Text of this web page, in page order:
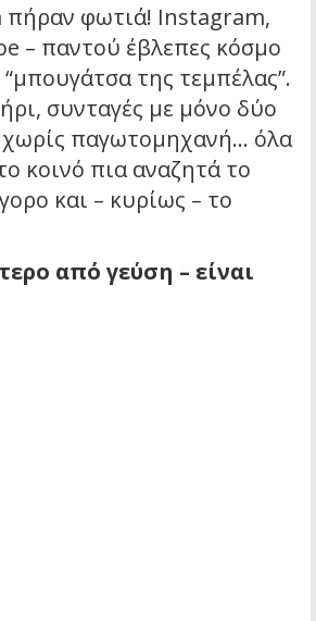
πήραν φωτιά! Instagram,
– παντού έβλεπες κόσμο
της τεμπέλας”.
συνταγές με μόνο δύο
παγωτομηχανή… όλα
κοινό πια αναζητά το
και – κυρίως – το
από γεύση – είναι